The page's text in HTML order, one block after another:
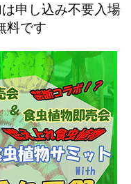
申し込み不要入場
料です